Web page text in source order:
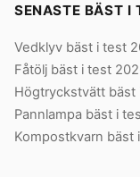
SENASTE BÄST I
Vedklyv bäst i test
Fåtölj bäst i test
Högtryckstvätt bäst
Pannlampa bäst i
Kompostkvarn bäst